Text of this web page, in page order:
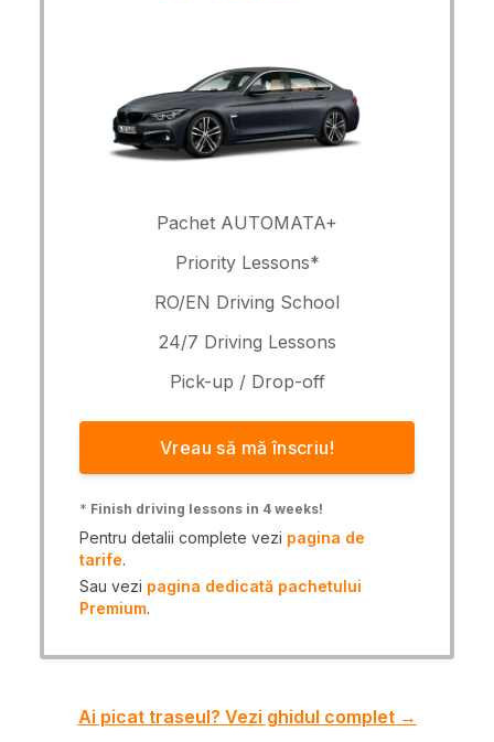
Pachet AUTOMATA+
Priority Lessons*
RO/EN Driving School
24/7 Driving Lessons
Pick-up / Drop-off
Vreau să mă înscriu!
* Finish driving lessons in 4 weeks!
Pentru detalii complete vezi pagina de
tarife.
Sau vezi pagina dedicată pachetului
Premium.
Ai picat traseul? Vezi ghidul complet →